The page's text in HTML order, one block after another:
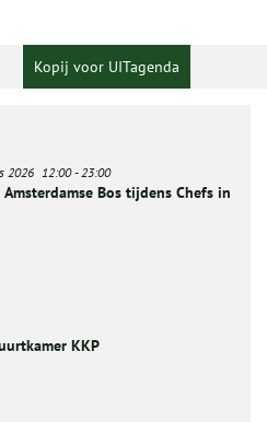
Kopij voor UITagenda
2026 12:00- 23:00
Bos tijdens Chefs in
KKP